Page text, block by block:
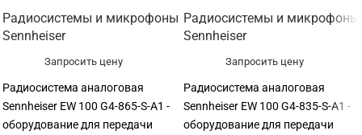
Радиосистемы и микрофоны
Sennheiser
Запросить цену
Радиосистема аналоговая
Sennheiser EW 100 G4-865-S-A1 -
оборудование для передачи
Радиосистемы и микрофоны
Sennheiser
Запросить цену
Радиосистема аналоговая
Sennheiser EW 100 G4-835-S-A1 -
оборудование для передачи